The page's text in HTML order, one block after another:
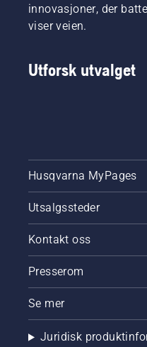
innovasjoner, der
viser veien.
Utforsk utvalget
Husqvarna MyPages
Utsalgssteder
Kontakt oss
Presserom
Se mer
Juridisk